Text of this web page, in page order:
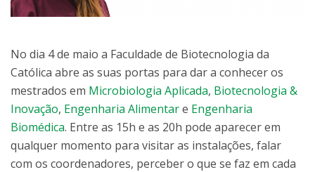
No dia 4 de maio a Faculdade de Biotecnologia da
Católica abre as suas portas para dar a conhecer os
mestrados em Microbiologia Aplicada, Biotecnologia &
Inovação, Engenharia Alimentare Engenharia
Biomédica. Entre as 15h e as 20h pode aparecer em
qualquer momento para visitar as instalações, falar
com os coordenadores, perceber o que se faz em cada